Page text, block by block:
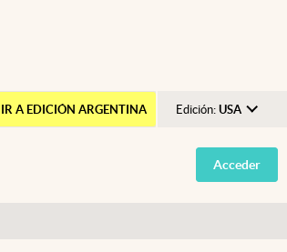
IR A EDICIÓN ARGENTINA Edición: USA
Argentina
España
Acceder